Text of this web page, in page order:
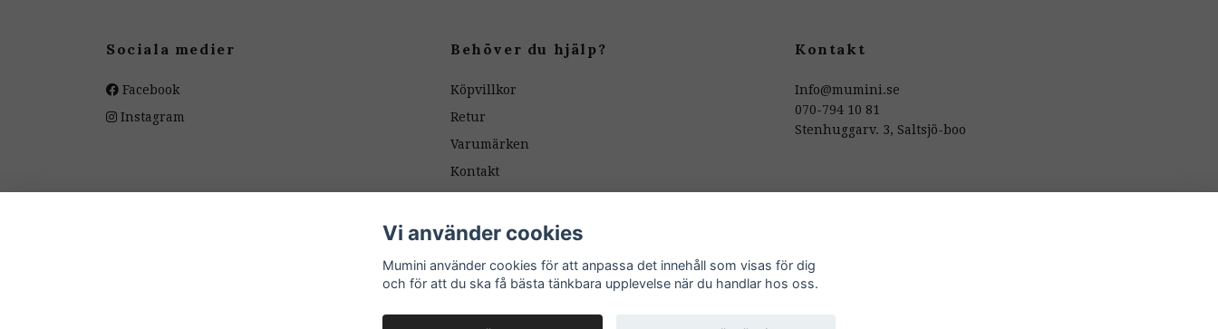
Sociala medier
Facebook
Instagram
Behöver du hjälp?
Köpvillkor
Retur
Varumärken
Kontakt
Mönsterpassning
Kontakt
Info@mumini.se
070-794 10 81
Stenhuggarv. 3, Saltsjö-boo
Vi använder cookies
Mumini använder cookies för att anpassa det innehåll som visas för dig
och för att du ska få bästa tänkbara upplevelse när du handlar hos oss.